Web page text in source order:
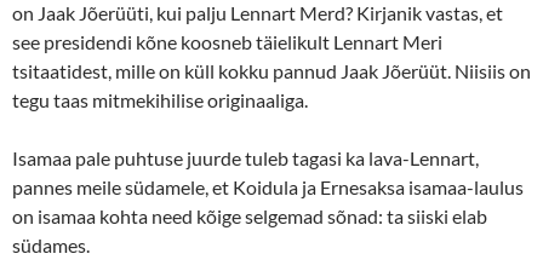
on Jaak Jõerüüti, kui palju Lennart Merd? Kirjanik vastas, et
see presidendi kõne koosneb täielikult Lennart Meri
tsitaatidest, mille on küll kokku pannud Jaak Jõerüüt. Niisiis on
tegu taas mitmekihilise originaaliga.
Isamaa pale puhtuse juurde tuleb tagasi ka lava-Lennart,
pannes meile südamele, et Koidula ja Ernesaksa isamaa-laulus
on isamaa kohta need kõige selgemad sõnad: ta siiski elab
südames.